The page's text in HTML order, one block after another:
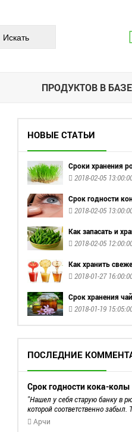
ПРОДУКТОВ В
НОВЫЕ СТАТЬИ
2018-02-05
2018-02-05
2018-02-05
2018-01-27
2018-01-19
ПОСЛЕДНИЕ
Срок годности кока-колы
Нашел у себя старую банку в
которой соответственно забыл.
на банке написано с 01.09.2019 по
01.09.2020 Так срок хранения
Арчи